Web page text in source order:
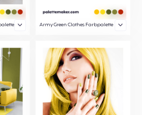
Army Green Clothes Farbpalette